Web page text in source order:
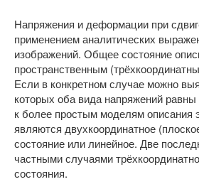
Напряжения и деформации при
применением аналитических
изображений. Общее состояние
пространственным
Если в конкретном случае можно
которых оба вида напряжений
к более простым моделям описания
являются двухкоординатное
состояние или линейное. Две
частными случаями
состояния.